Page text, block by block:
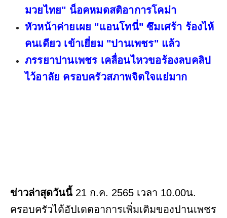
มวยไทย" น็อคหมดสติอาการโคม่า
หัวหน้าค่ายเผย "แอนโทนี่" ซึมเศร้า ร้องไห้
คนเดียว เข้าเยี่ยม "ปานเพชร" แล้ว
ภรรยาปานเพชร เคลื่อนไหวขอร้องลบคลิป
ไว้อาลัย ครอบครัวสภาพจิตใจแย่มาก
ข่าวล่าสุดวันนี้ 21 ก.ค. 2565 เวลา 10.00น.
ครอบครัวได้อัปเดตอาการเพิ่มเติมของปานเพชร